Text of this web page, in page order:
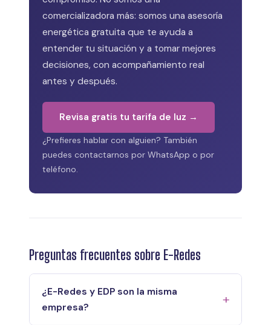
comercializadora más: somos una asesoría
energética gratuita que te ayuda a
entender tu situación y a tomar mejores
decisiones, con acompañamiento real
antes y después.
Revisa gratis tu tarifa de luz →
¿Prefieres hablar con alguien? También
puedes contactarnos por WhatsApp o por
teléfono.
Preguntas frecuentes sobre E-Redes
¿E-Redes y EDP son la misma
empresa?